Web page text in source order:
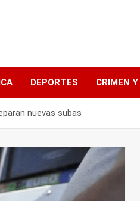
DEPORTES CRIMEN
nuevas subas